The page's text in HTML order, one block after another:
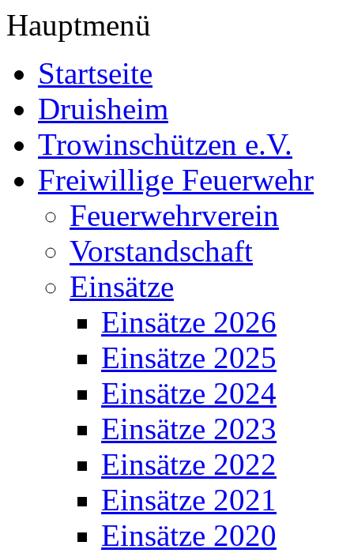
Hauptmenü
Startseite
Druisheim
Trowinschützen e.V.
Freiwillige Feuerwehr
Feuerwehrverein
Vorstandschaft
Einsätze
Einsätze 2026
Einsätze 2025
Einsätze 2024
Einsätze 2023
Einsätze 2022
Einsätze 2021
Einsätze 2020